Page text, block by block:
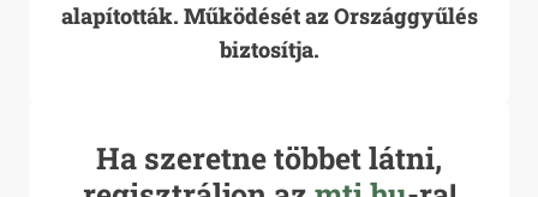
alapították. Működését az Országgyűlés
biztosítja.
Ha szeretne többet látni,